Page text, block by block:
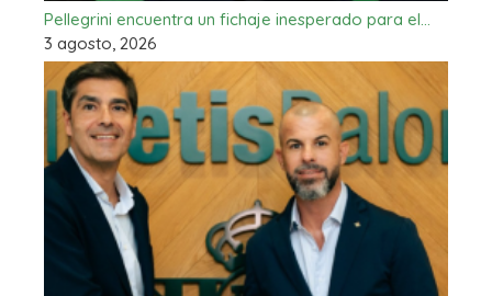
Pellegrini encuentra un fichaje inesperado para el…
3 agosto, 2026